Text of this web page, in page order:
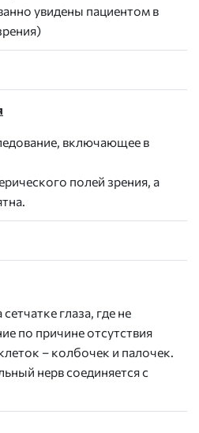
увидены пациентом в
включающее в
полей зрения, а
глаза, где не
по причине отсутствия
– колбочек и палочек.
нерв соединяется с